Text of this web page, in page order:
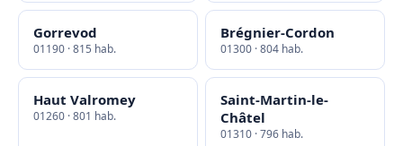
Gorrevod
01190 · 815 hab.
Brégnier-Cordon
01300 · 804 hab.
Haut Valromey
01260 · 801 hab.
Saint-Martin-le-
Châtel
01310 · 796 hab.